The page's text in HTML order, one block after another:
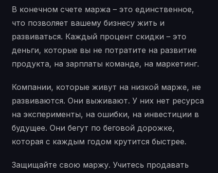
В конечном счете маржа – это единственное,
что позволяет вашему бизнесу жить и
развиваться. Каждый процент скидки – это
деньги, которые вы не потратите на развитие
продукта, на зарплаты команде, на маркетинг.
Компании, которые живут на низкой марже, не
развиваются. Они выживают. У них нет ресурса
на эксперименты, на ошибки, на инвестиции в
будущее. Они бегут по беговой дорожке,
которая с каждым годом крутится быстрее.
Защищайте свою маржу. Учитесь продавать